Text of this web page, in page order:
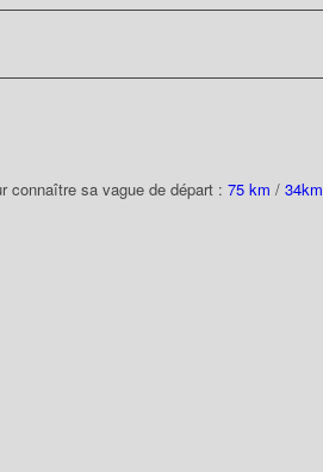
connaître sa vague de départ : 75 km / 34km